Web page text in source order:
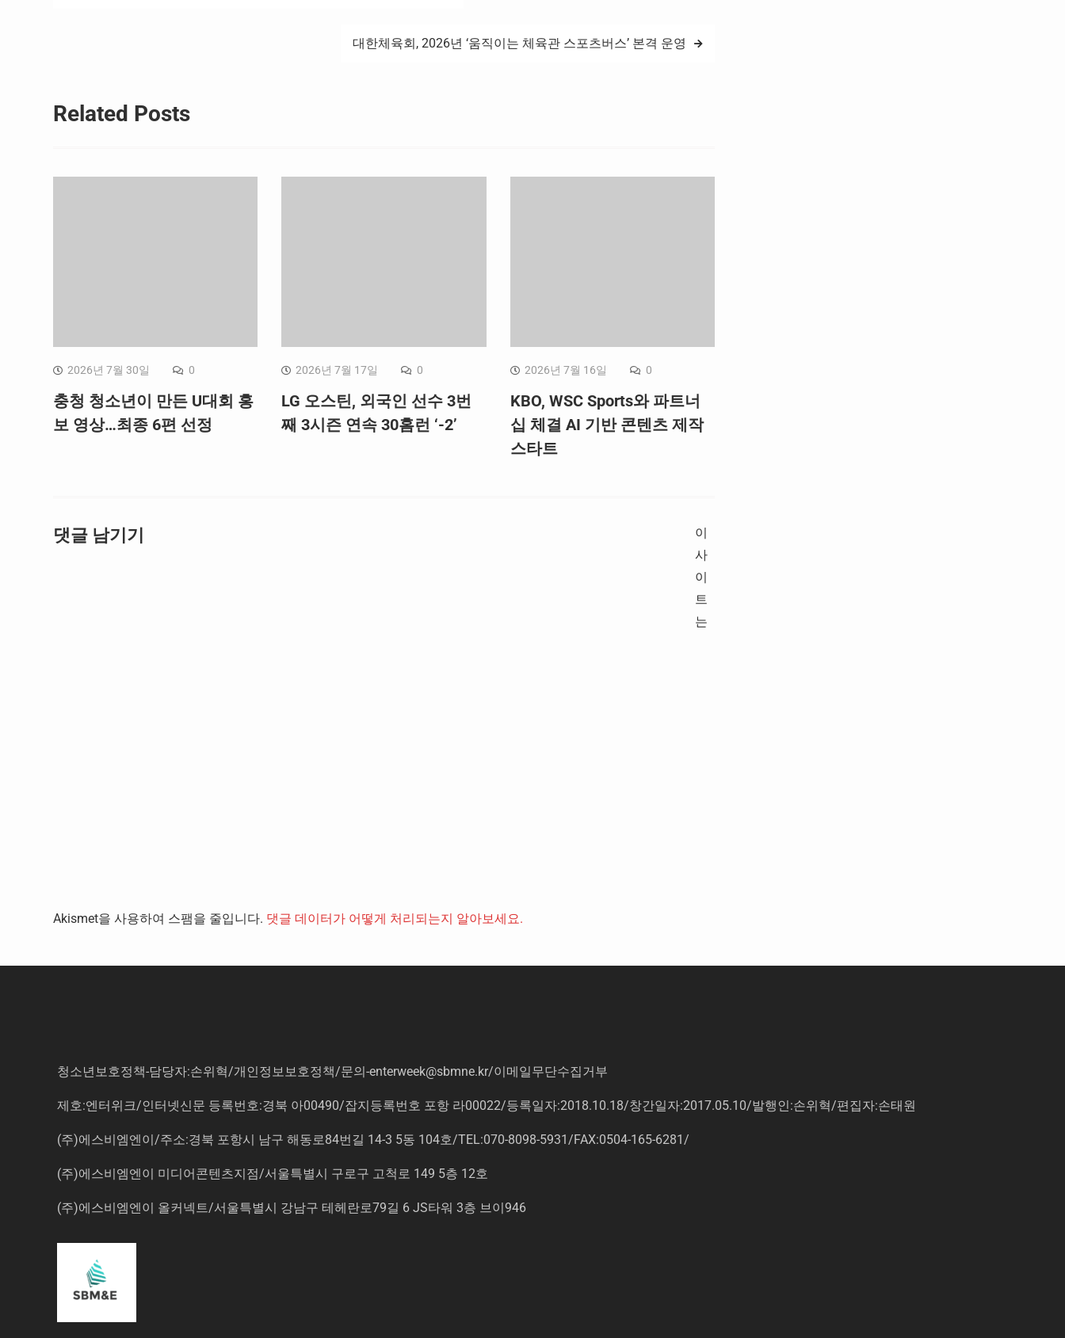
대한체육회, 2026년 ‘움직이는 체육관 스포츠버스’ 본격 운영
Related Posts
2026년 7월 30일 0
충청 청소년이 만든 U대회 홍
보 영상…최종 6편 선정
2026년 7월 17일 0
LG 오스틴, 외국인 선수 3번
째 3시즌 연속 30홈런 ‘-2’
2026년 7월 16일 0
KBO, WSC Sports와 파트너
십 체결 AI 기반 콘텐츠 제작
스타트
댓글 남기기
이
사
이
트
는
Akismet을 사용하여 스팸을 줄입니다. 댓글 데이터가 어떻게 처리되는지 알아보세요.
청소년보호정책-담당자:손위혁/개인정보보호정책/문의-enterweek@sbmne.kr/이메일무단수집거부
제호:엔터위크/인터넷신문 등록번호:경북 아00490/잡지등록번호 포항 라00022/등록일자:2018.10.18/창간일자:2017.05.10/발행인:손위혁/편집자:손태원
(주)에스비엠엔이/주소:경북 포항시 남구 해동로84번길 14-3 5동 104호/TEL:070-8098-5931/FAX:0504-165-6281/
(주)에스비엠엔이 미디어콘텐츠지점/서울특별시 구로구 고척로 149 5층 12호
(주)에스비엠엔이 올커넥트/서울특별시 강남구 테헤란로79길 6 JS타워 3층 브이946